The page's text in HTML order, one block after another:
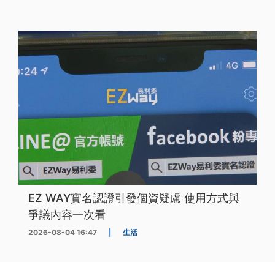
EZ WAY實名認證引發個資疑慮 使用方式與
爭議內容一次看
2026-08-04 16:47 生活